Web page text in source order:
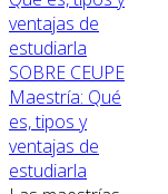
SOBRE CEUPE
Maestría: Qué
es, tipos y
ventajas de
estudiarla